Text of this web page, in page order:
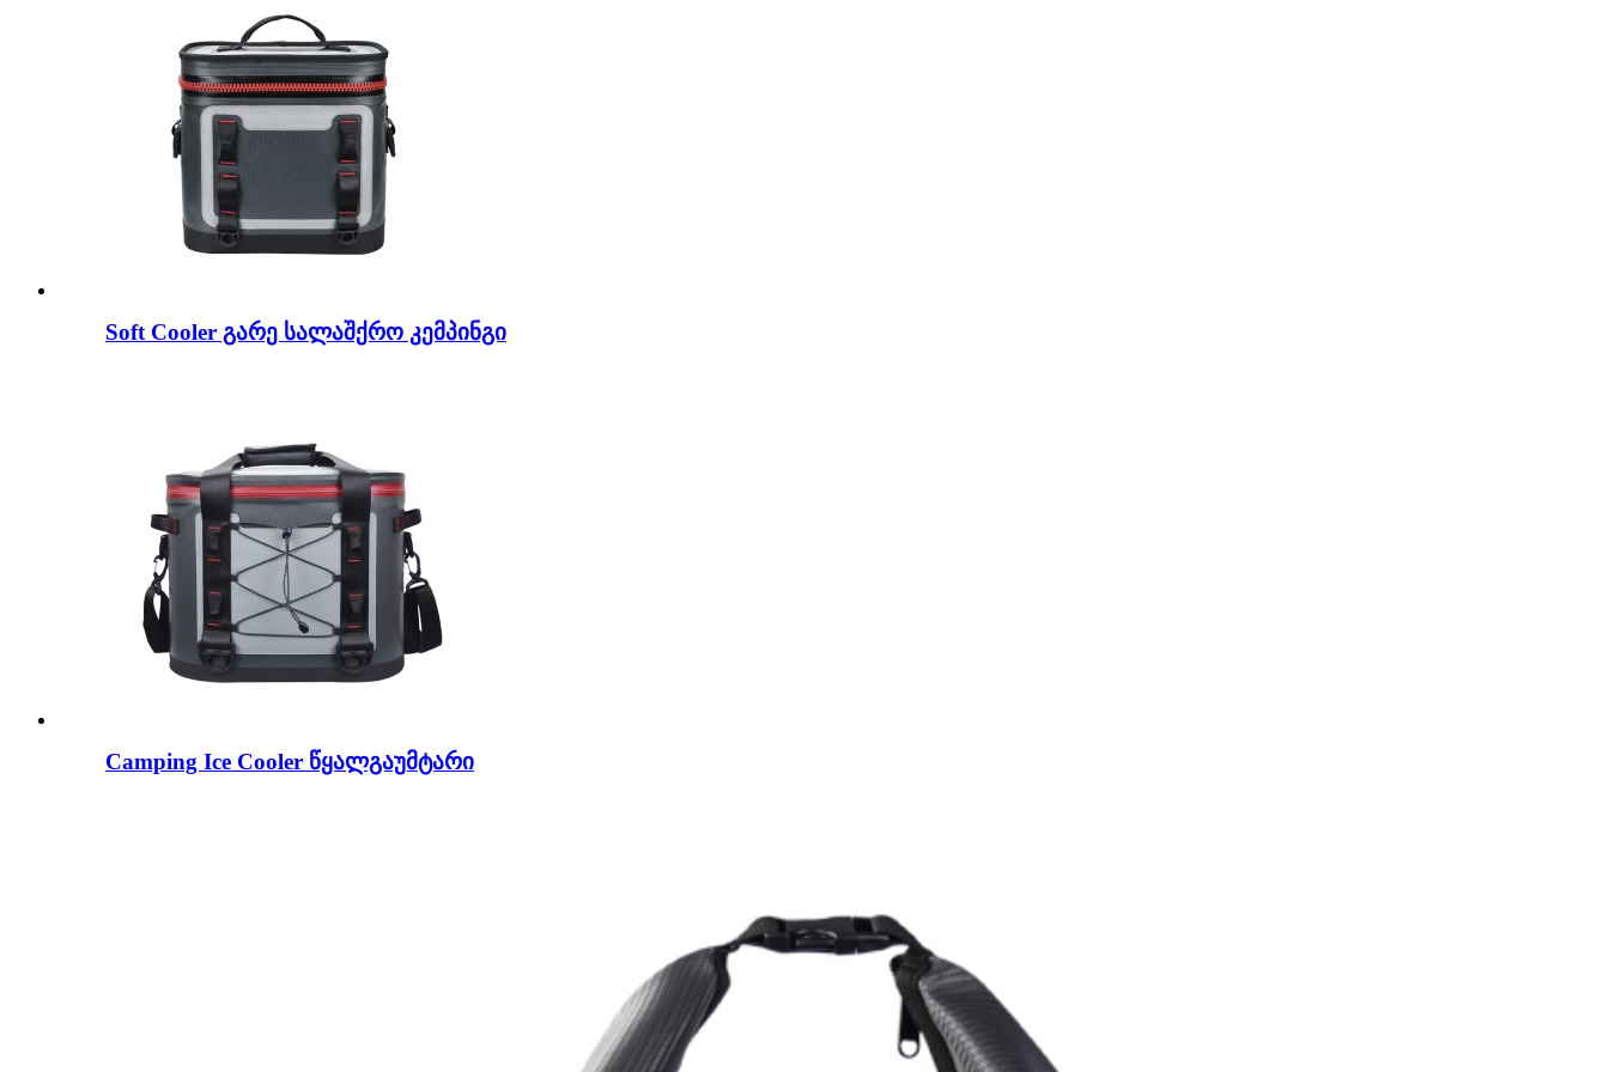
Soft Cooler გარე სალაშქრო კემპინგი
Camping Ice Cooler წყალგაუმტარი